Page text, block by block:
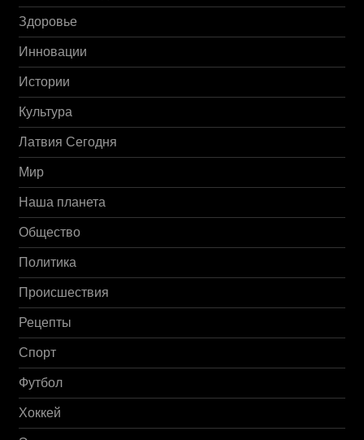
Здоровье
Инновации
Истории
Культура
Латвия Сегодня
Мир
Наша планета
Общество
Политика
Происшествия
Рецепты
Спорт
Футбол
Хоккей